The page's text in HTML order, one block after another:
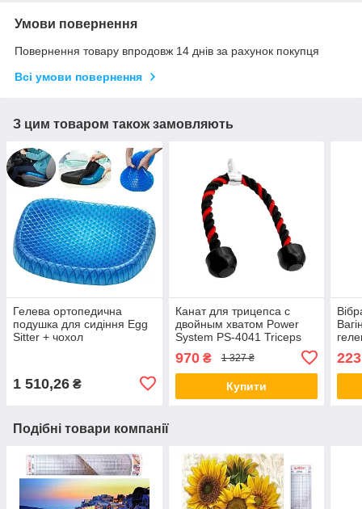
Умови повернення
Повернення товару впродовж 14 днів за рахунок покупця
Всі умови повернення
З цим товаром також замовляють
Гелева ортопедична
подушка для сидіння Egg
Sitter + чохол
1 510,26 ₴
Канат для трицепса с
двойным хватом Power
System PS-4041 Triceps
970₴ 1 327 ₴
Купити
Подібні товари компанії